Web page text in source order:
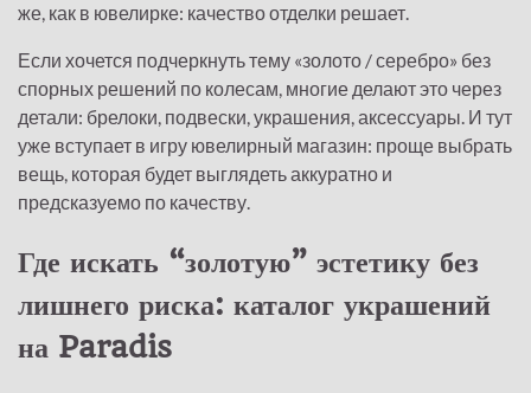
же, как в ювелирке: качество отделки решает.
Если хочется подчеркнуть тему «золото / серебро» без
спорных решений по колесам, многие делают это через
детали: брелоки, подвески, украшения, аксессуары. И тут
уже вступает в игру ювелирный магазин: проще выбрать
вещь, которая будет выглядеть аккуратно и
предсказуемо по качеству.
Где искать “золотую” эстетику без
лишнего риска: каталог украшений
на Paradis